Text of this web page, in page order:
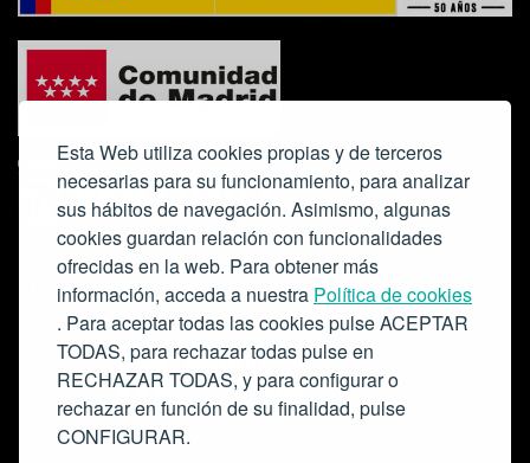
Esta Web utiliza cookies propias y de terceros
necesarias para su funcionamiento, para analizar
sus hábitos de navegación. Asimismo, algunas
cookies guardan relación con funcionalidades
ofrecidas en la web. Para obtener más
información, acceda a nuestra Política de cookies
. Para aceptar todas las cookies pulse ACEPTAR
TODAS, para rechazar todas pulse en
RECHAZAR TODAS, y para configurar o
rechazar en función de su finalidad, pulse
CONFIGURAR.
Colabora: